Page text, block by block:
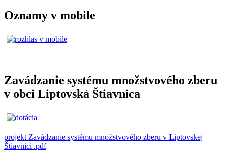
Oznamy v mobile
Zavádzanie systému množstvového zberu
v obci Liptovská Štiavnica
projekt Zavádzanie systému množstvového zberu v Liptovskej
Štiavnici .pdf